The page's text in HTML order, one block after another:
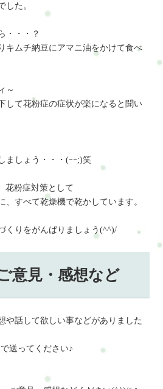
した。
・・・？
キムチ納豆にアマニ油をかけて食べ
～
して花粉症の症状が楽になると聞い
ましょう・・・(ｰｰ;)笑
花粉症対策として
、すべて乾燥機で乾かしています。
くりをがんばりましょう(^^)/
意見・感想など
や話して欲しい事などがありました
送ってください♪